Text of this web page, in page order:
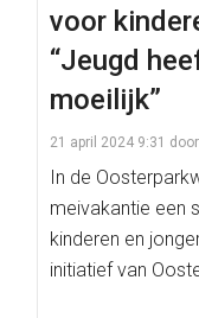
voor
“Jeugd
moeilijk”
21 april 2024 9:31 door
In de
meivakantie een
kinderen en
initiatief van